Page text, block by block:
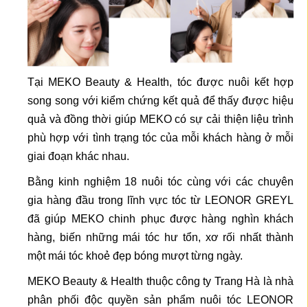
Tại MEKO Beauty & Health, tóc được nuôi kết hợp
song song với kiểm chứng kết quả để thấy được hiệu
quả và đồng thời giúp MEKO có sự cải thiện liệu trình
phù hợp với tình trạng tóc của mỗi khách hàng ở mỗi
giai đoạn khác nhau.
Bằng kinh nghiệm 18 nuôi tóc cùng với các chuyên
gia hàng đầu trong lĩnh vực tóc từ LEONOR GREYL
đã giúp MEKO chinh phục được hàng nghìn khách
hàng, biến những mái tóc hư tổn, xơ rối nhất thành
một mái tóc khoẻ đẹp bóng mượt từng ngày.
MEKO Beauty & Health thuộc công ty Trang Hà là nhà
phân phối độc quyền sản phẩm nuôi tóc LEONOR